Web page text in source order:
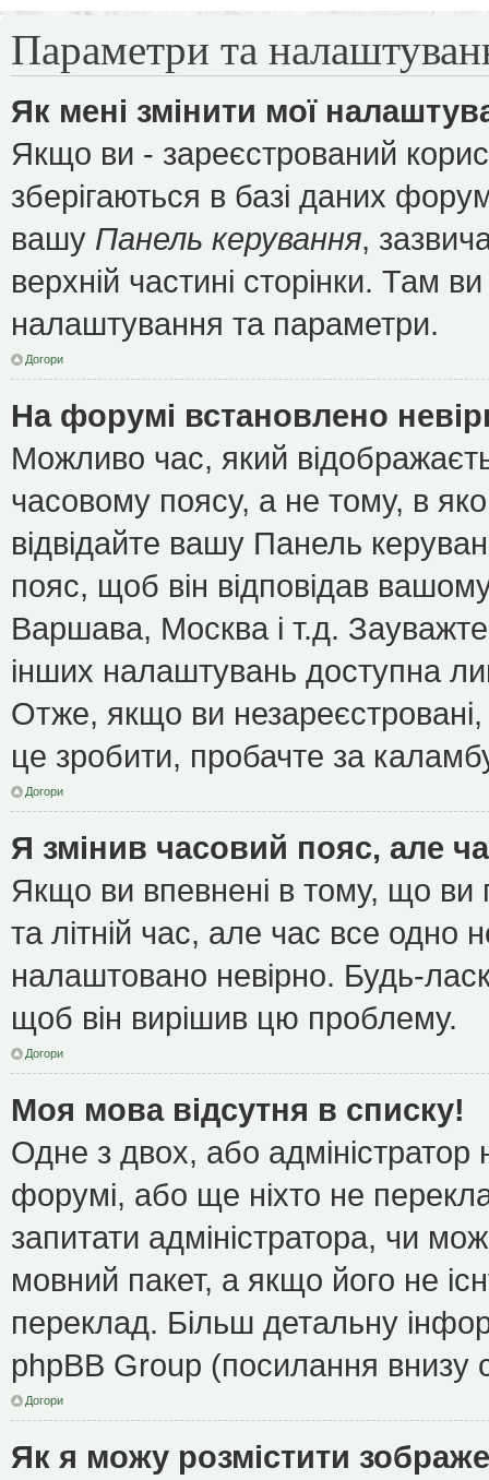
Параметри та
Як мені змінити мої
Якщо ви - зареєстрований
зберігаються в базі даних
вашу Панель керування,
верхній частині сторінки. Там
налаштування та параметри.
Догори
На форумі встановлено
Можливо час, який
часовому поясу, а не тому, в
відвідайте вашу Панель
пояс, щоб він відповідав
Варшава, Москва і т.д.
інших налаштувань доступна
Отже, якщо ви
це зробити, пробачте за
Догори
Я змінив часовий пояс, але
Якщо ви впевнені в тому, що ви
та літній час, але час все одно
налаштовано невірно. Будь-
щоб він вирішив цю проблему.
Догори
Моя мова відсутня в списку!
Одне з двох, або
форумі, або ще ніхто не
запитати адміністратора, чи
мовний пакет, а якщо його не
переклад. Більш детальну
phpBB Group (посилання внизу
Догори
Як я можу розмістити